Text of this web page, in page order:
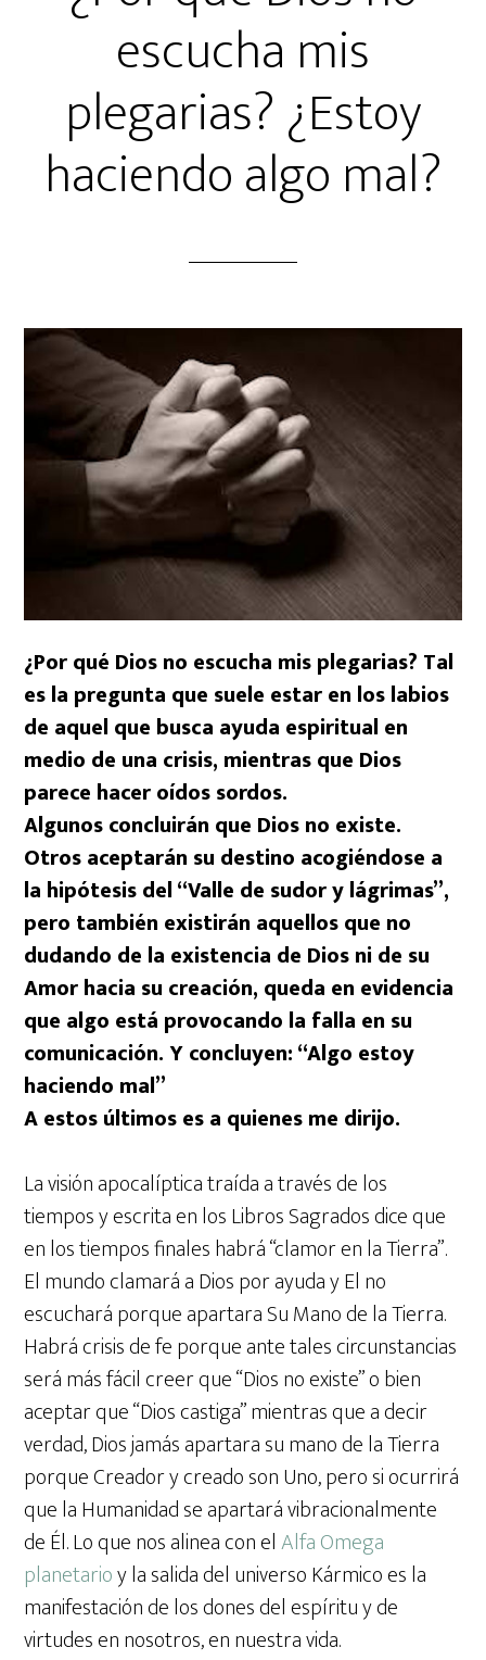
escucha mis
plegarias? ¿Estoy
haciendo algo mal?
¿Por qué Dios no escucha mis plegarias? Tal
es la pregunta que suele estar en los labios
de aquel que busca ayuda espiritual en
medio de una crisis, mientras que Dios
parece hacer oídos sordos.
Algunos concluirán que Dios no existe.
Otros aceptarán su destino acogiéndose a
la hipótesis del “Valle de sudor y lágrimas”,
pero también existirán aquellos que no
dudando de la existencia de Dios ni de su
Amor hacia su creación, queda en evidencia
que algo está provocando la falla en su
comunicación. Y concluyen: “Algo estoy
haciendo mal”
A estos últimos es a quienes me dirijo.
La visión apocalíptica traída a través de los
tiempos y escrita en los Libros Sagrados dice que
en los tiempos finales habrá “clamor en la Tierra”.
El mundo clamará a Dios por ayuda y El no
escuchará porque apartara Su Mano de la Tierra.
Habrá crisis de fe porque ante tales circunstancias
será más fácil creer que “Dios no existe” o bien
aceptar que “Dios castiga” mientras que a decir
verdad, Dios jamás apartara su mano de la Tierra
porque Creador y creado son Uno, pero si ocurrirá
que la Humanidad se apartará vibracionalmente
de Él. Lo que nos alinea con elAlfa Omega
planetarioy la salida del universo Kármico es la
manifestación de los dones del espíritu y de
virtudes en nosotros, en nuestra vida.